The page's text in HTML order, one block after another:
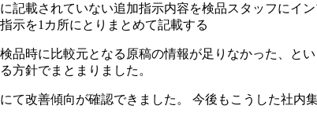
記載されていない追加指示内容を検品スタッフにイ
示を1カ所にとりまとめて記載する
品時に比較元となる原稿の情報が足りなかった、
方針でまとまりました。
て改善傾向が確認できました。 今後もこうした社内